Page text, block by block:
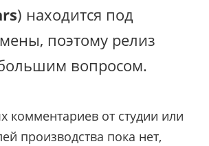
) находится под
поэтому релиз
вопросом.
комментариев от студии или
производства пока нет,